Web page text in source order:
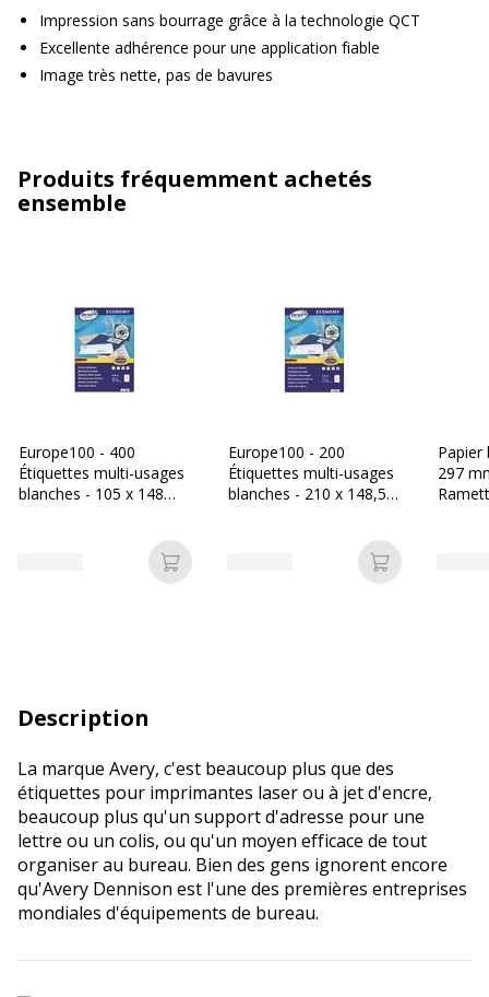
Impression sans bourrage grâce à la technologie QCT
Excellente adhérence pour une application fiable
Image très nette, pas de bavures
Produits fréquemment achetés
ensemble
Europe100 - 400
Étiquettes multi-usages
blanches - 105 x 148
Ajouter au panier
Europe100 - 200
Étiquettes multi-usages
blanches - 210 x 148,5
Ajouter au
Papier
297
Description
La marque Avery, c'est beaucoup plus que des
étiquettes pour imprimantes laser ou à jet d'encre,
beaucoup plus qu'un support d'adresse pour une
lettre ou un colis, ou qu'un moyen efficace de tout
organiser au bureau. Bien des gens ignorent encore
qu'Avery Dennison est l'une des premières entreprises
mondiales d'équipements de bureau.